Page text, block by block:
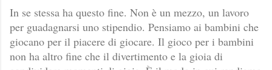
In se stessa ha questo fine. Non è un mezzo, un lavoro
per guadagnarsi uno stipendio. Pensiamo ai bambini che
giocano per il piacere di giocare. Il gioco per i bambini
non ha altro fine che il divertimento e la gioia di